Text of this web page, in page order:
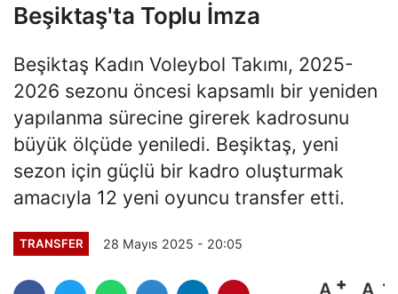
Beşiktaş'ta Toplu İmza
Beşiktaş Kadın Voleybol Takımı, 2025-
2026 sezonu öncesi kapsamlı bir yeniden
yapılanma sürecine girerek kadrosunu
büyük ölçüde yeniledi. Beşiktaş, yeni
sezon için güçlü bir kadro oluşturmak
amacıyla 12 yeni oyuncu transfer etti.
TRANSFER 28 Mayıs 2025 - 20:05